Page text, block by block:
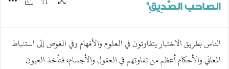
الصاحب الصَّدِيقِ"
الناس بطريق الاختبار يتفاوتون في العلوم والأفهام وفي الغوص إلى استنباط
المعاني والأحكام أعظم من تفاوتهم في العقول والأجسام، فتأخذ العيون